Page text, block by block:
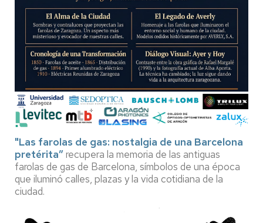
"Las farolas de gas: nostalgia de una Barcelona
pretérita”recupera la memoria de las antiguas
farolas de gas de Barcelona, símbolos de una época
que iluminó calles, plazas y la vida cotidiana de la
ciudad.